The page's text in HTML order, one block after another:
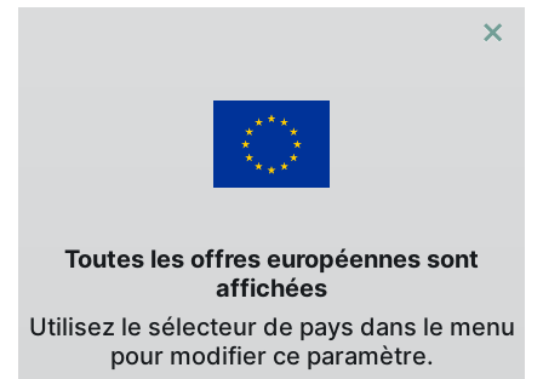
×
Toutes les offres européennes sont
affichées
Utilisez le sélecteur de pays dans le menu
pour modifier ce paramètre.